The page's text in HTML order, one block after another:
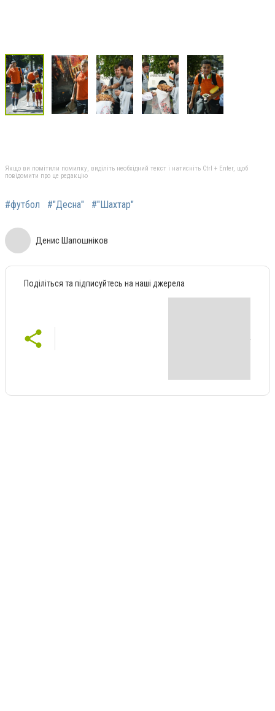
Якщо ви помітили помилку, виділіть необхідний текст і натисніть Ctrl + Enter, щоб
повідомити про це редакцію
#футбол #"Десна" #"Шахтар"
Денис Шапошніков
Поділіться та підписуйтесь на наші джерела